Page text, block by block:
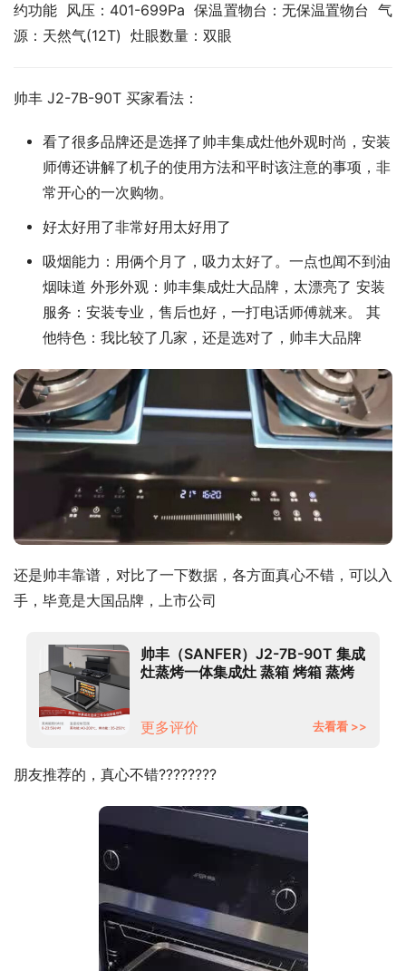
约功能  风压：401-699Pa  保温置物台：无保温置物台  气
源：天然气(12T)  灶眼数量：双眼
帅丰 J2-7B-90T 买家看法：
看了很多品牌还是选择了帅丰集成灶他外观时尚，安装
师傅还讲解了机子的使用方法和平时该注意的事项，非
常开心的一次购物。
好太好用了非常好用太好用了
吸烟能力：用俩个月了，吸力太好了。一点也闻不到油
烟味道 外形外观：帅丰集成灶大品牌，太漂亮了 安装
服务：安装专业，售后也好，一打电话师傅就来。 其
他特色：我比较了几家，还是选对了，帅丰大品牌
还是帅丰靠谱，对比了一下数据，各方面真心不错，可以入
手，毕竟是大国品牌，上市公司
帅丰（SANFER）J2-7B-90T 集成
灶蒸烤一体集成灶 蒸箱 烤箱 蒸烤
更多评价
去看看 >>
朋友推荐的，真心不错????????